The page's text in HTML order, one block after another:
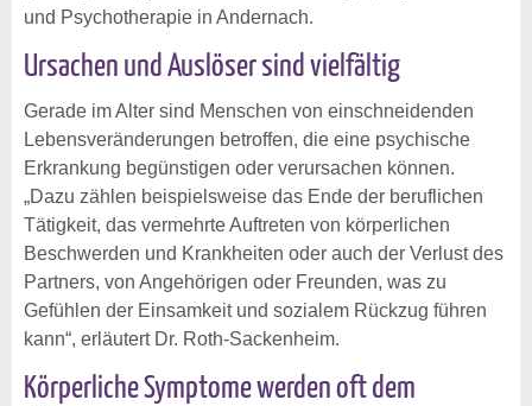
und Psychotherapie in Andernach.
Ursachen und Auslöser sind vielfältig
Gerade im Alter sind Menschen von einschneidenden
Lebensveränderungen betroffen, die eine psychische
Erkrankung begünstigen oder verursachen können.
„Dazu zählen beispielsweise das Ende der beruflichen
Tätigkeit, das vermehrte Auftreten von körperlichen
Beschwerden und Krankheiten oder auch der Verlust des
Partners, von Angehörigen oder Freunden, was zu
Gefühlen der Einsamkeit und sozialem Rückzug führen
kann“, erläutert Dr. Roth-Sackenheim.
Körperliche Symptome werden oft dem